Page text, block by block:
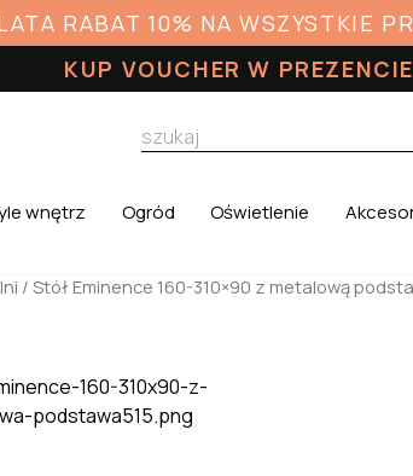
RABAT 10% NA WSZYSTKIE
KUP VOUCHER W PREZENCIE
wnętrz Ogród Oświetlenie
/ Stół Eminence 160-310×90 z metalową